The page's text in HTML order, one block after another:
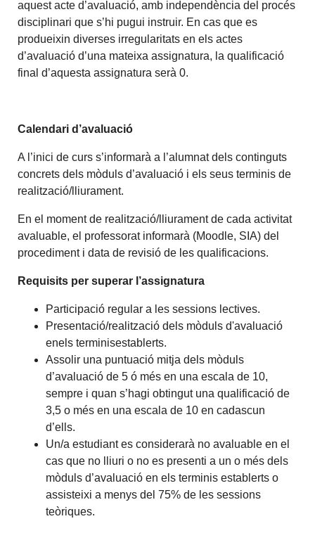
aquest acte d’avaluació, amb independència del procés
disciplinari que s’hi pugui instruir. En cas que es
produeixin diverses irregularitats en els actes
d’avaluació d’una mateixa assignatura, la qualificació
final d’aquesta assignatura serà 0.
Calendari d’avaluació
A l’inici de curs s’informarà a l’alumnat dels continguts
concrets dels mòduls d’avaluació i els seus terminis de
realització/lliurament.
En el moment de realització/lliurament de cada activitat
avaluable, el professorat informarà (Moodle, SIA) del
procediment i data de revisió de les qualificacions.
Requisits per superar l’assignatura
Participació regular a les sessions lectives.
Presentació/realització dels mòduls d'avaluació
enels terminisestablerts.
Assolir una puntuació mitja dels mòduls
d’avaluació de 5 ó més en una escala de 10,
sempre i quan s’hagi obtingut una qualificació de
3,5 o més en una escala de 10 en cadascun
d’ells.
Un/a estudiant es considerarà no avaluable en el
cas que no lliuri o no es presenti a un o més dels
mòduls d’avaluació en els terminis establerts o
assisteixi a menys del 75% de les sessions
teòriques.